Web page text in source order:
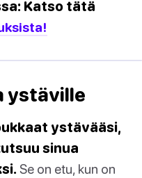
Katso tätä
ystäville
ystävääsi,
sinua
Se on etu, kun on